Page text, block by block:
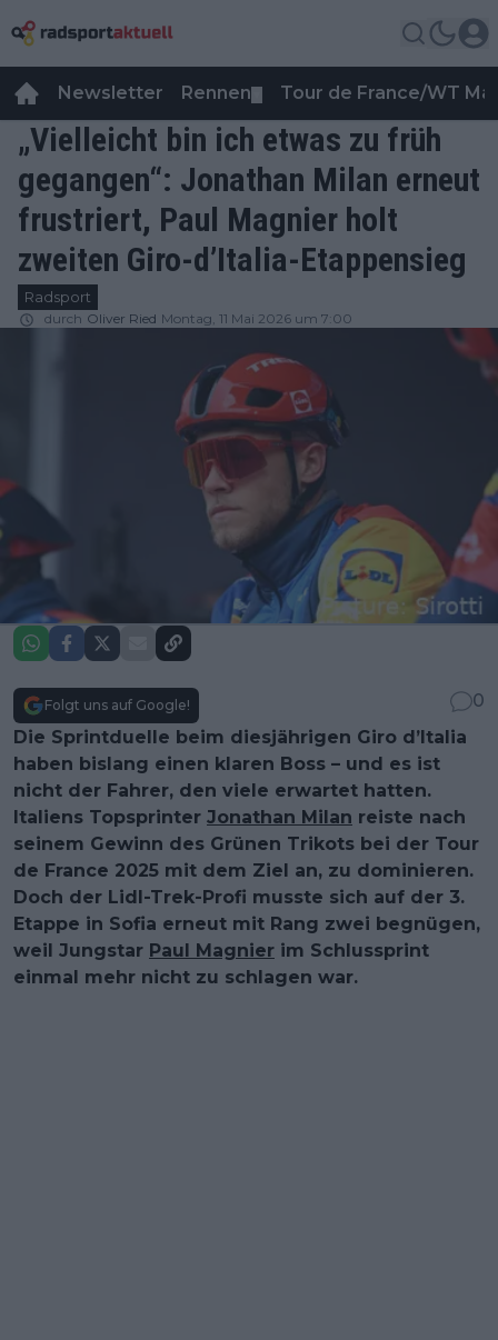
Newsletter Rennen Tour de France/WT
„Vielleicht bin ich etwas zu früh
gegangen“: Jonathan Milan erneut
frustriert, Paul Magnier holt
zweiten Giro-d’Italia-Etappensieg
Radsport
durch Oliver Ried Montag, 11 Mai 2026 um 7:00
Folgt uns auf Google!
0
Die Sprintduelle beim diesjährigen Giro d’Italia
haben bislang einen klaren Boss – und es ist
nicht der Fahrer, den viele erwartet hatten.
Italiens Topsprinter Jonathan Milan reiste nach
seinem Gewinn des Grünen Trikots bei der Tour
de France 2025 mit dem Ziel an, zu dominieren.
Doch der Lidl-Trek-Profi musste sich auf der 3.
Etappe in Sofia erneut mit Rang zwei begnügen,
weil Jungstar Paul Magnier im Schlussprint
einmal mehr nicht zu schlagen war.